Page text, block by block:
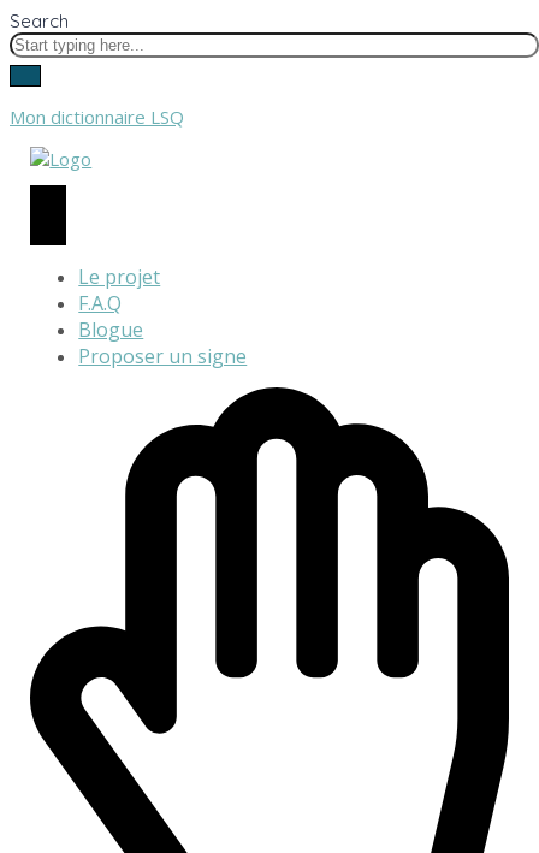
Search
Mon dictionnaire LSQ
Le projet
F.A.Q
Blogue
Proposer un signe